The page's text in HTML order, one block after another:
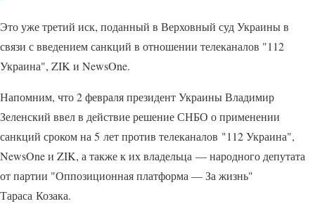
Это уже третий иск, поданный в Верховный суд Украины в
связи с введением санкций в отношении телеканалов "112
Украина", ZIK и NewsOne.
Напомним, что 2 февраля президент Украины Владимир
Зеленский ввел в действие решение СНБО о применении
санкций сроком на 5 лет против телеканалов "112 Украина",
NewsOne и ZIK, а также к их владельца — народного депутата
от партии "Оппозиционная платформа — За жизнь"
Тараса Козака.